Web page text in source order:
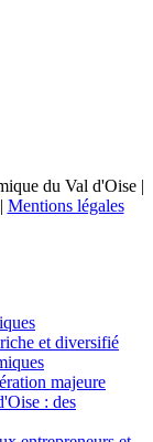
du Val d'Oise |
Mentions légales
et diversifié
majeure
: des